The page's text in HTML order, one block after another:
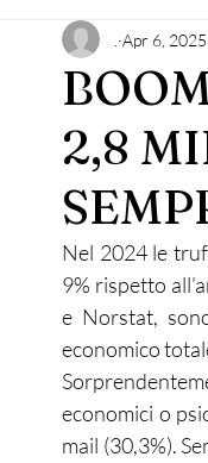
Diritto del lavoro Blog
2,8
Apr 6, 2025
Nel 2024 le
9% rispetto
e Norstat,
economico
economici o
mail (30,3%).